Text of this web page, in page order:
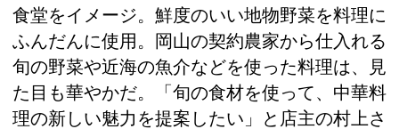
食堂をイメージ。鮮度のいい地物野菜を料理に
ふんだんに使用。岡山の契約農家から仕入れる
旬の野菜や近海の魚介などを使った料理は、見
た目も華やかだ。「旬の食材を使って、中華料
理の新しい魅力を提案したい」と店主の村上さ